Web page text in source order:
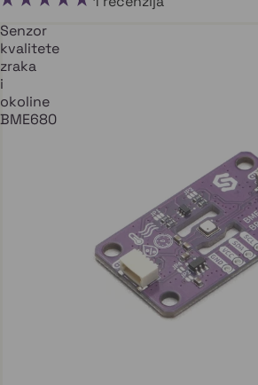
Senzor
kvalitete
zraka
i
okoline
BME680